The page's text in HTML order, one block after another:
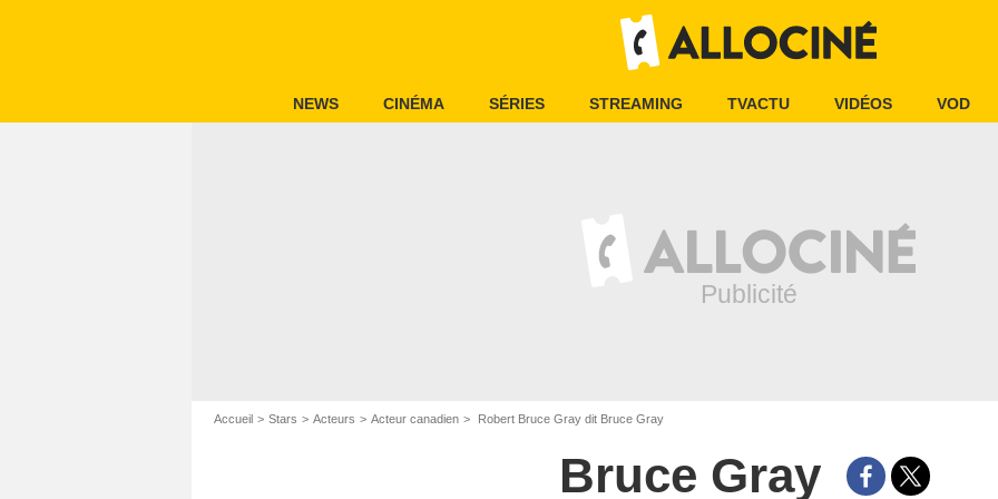
NEWS CINÉMA SÉRIES STREAMING TVACTU VIDÉOS VOD
Accueil Stars Acteurs Acteur canadien Robert Bruce Gray dit Bruce Gray
Bruce Gray